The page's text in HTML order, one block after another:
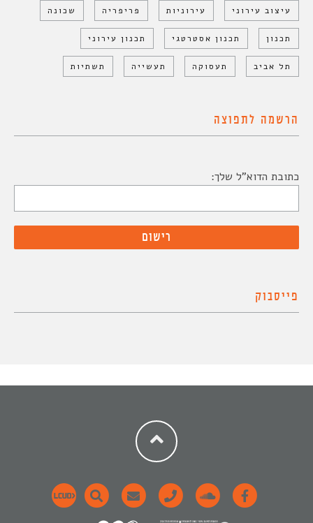
עיצוב עירוני עירוניות פריפריה שכונה
תכנון תכנון אסטרטגי תכנון עירוני
תל אביב תעסוקה תעשייה תשתיות
הרשמה לתפוצה
כתובת הדוא"ל שלך:
פייסבוק